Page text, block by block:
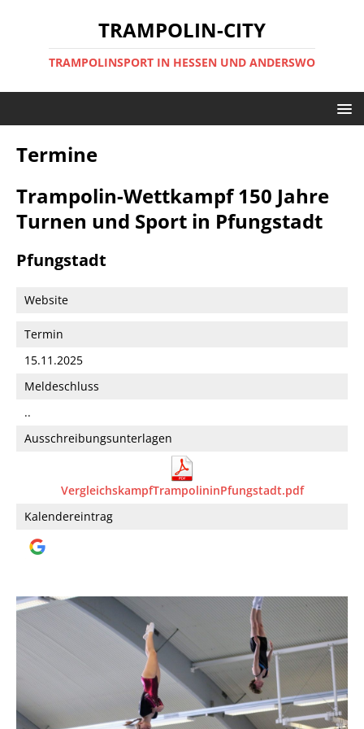
TRAMPOLIN-CITY
TRAMPOLINSPORT IN HESSEN UND ANDERSWO
Termine
Trampolin-Wettkampf 150 Jahre
Turnen und Sport in Pfungstadt
Pfungstadt
Website
Termin
15.11.2025
Meldeschluss
..
Ausschreibungsunterlagen
VergleichskampfTrampolininPfungstadt.pdf
Kalendereintrag